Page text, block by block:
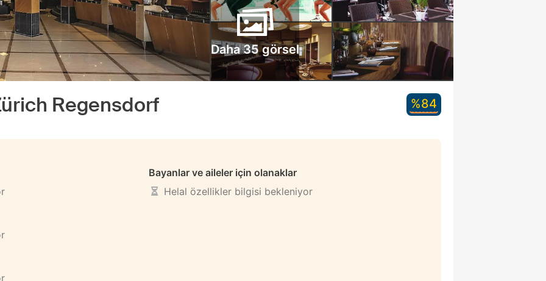
Daha 35 görsel
Regensdorf %84
Bayanlar ve aileler için olanaklar
Helal özellikler bilgisi bekleniyor